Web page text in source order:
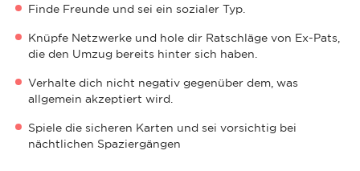
Finde Freunde und sei ein sozialer Typ.
Knüpfe Netzwerke und hole dir Ratschläge von Ex-Pats,
die den Umzug bereits hinter sich haben.
Verhalte dich nicht negativ gegenüber dem, was
allgemein akzeptiert wird.
Spiele die sicheren Karten und sei vorsichtig bei
nächtlichen Spaziergängen